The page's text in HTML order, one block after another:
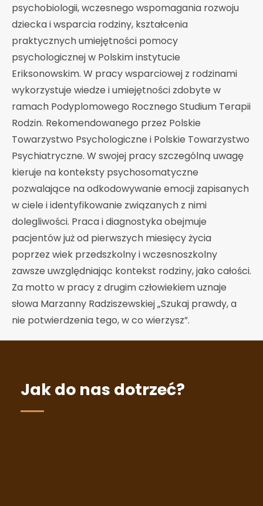
psychobiologii, wczesnego wspomagania rozwoju
dziecka i wsparcia rodziny, kształcenia
praktycznych umiejętności pomocy
psychologicznej w Polskim instytucie
Eriksonowskim. W pracy wsparciowej z rodzinami
wykorzystuje wiedze i umiejętności zdobyte w
ramach Podyplomowego Rocznego Studium Terapii
Rodzin. Rekomendowanego przez Polskie
Towarzystwo Psychologiczne i Polskie Towarzystwo
Psychiatryczne. W swojej pracy szczególną uwagę
kieruje na konteksty psychosomatyczne
pozwalające na odkodowywanie emocji zapisanych
w ciele i identyfikowanie związanych z nimi
dolegliwości. Praca i diagnostyka obejmuje
pacjentów już od pierwszych miesięcy życia
poprzez wiek przedszkolny i wczesnoszkolny
zawsze uwzględniając kontekst rodziny, jako całości.
Za motto w pracy z drugim człowiekiem uznaje
słowa Marzanny Radziszewskiej „Szukaj prawdy, a
nie potwierdzenia tego, w co wierzysz”.
Jak do nas dotrzeć?